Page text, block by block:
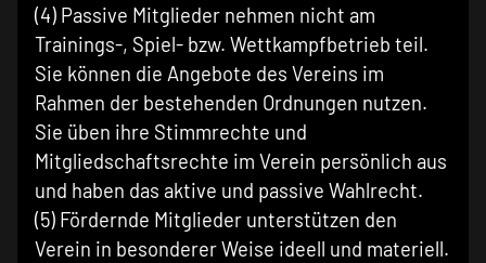
(4) Passive Mitglieder nehmen nicht am
Trainings-, Spiel- bzw. Wettkampfbetrieb teil.
Sie können die Angebote des Vereins im
Rahmen der bestehenden Ordnungen nutzen.
Sie üben ihre Stimmrechte und
Mitgliedschaftsrechte im Verein persönlich aus
und haben das aktive und passive Wahlrecht.
(5) Fördernde Mitglieder unterstützen den
Verein in besonderer Weise ideell und materiell.